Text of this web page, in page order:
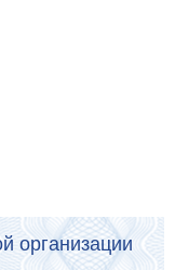
организации